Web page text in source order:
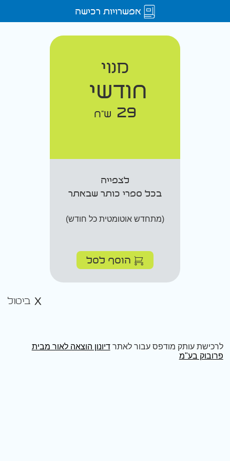
אפשרויות רכישה
מנוי
חודשי
29 ש"ח
לצפייה
בכל ספרי כותר שבאתר
(מתחדש אוטומטית כל חודש)
הוסף לסל
ביטול
לרכישת עותק מודפס עבור לאתרדיונון הוצאה לאור מבית
פרובוק בע"מ